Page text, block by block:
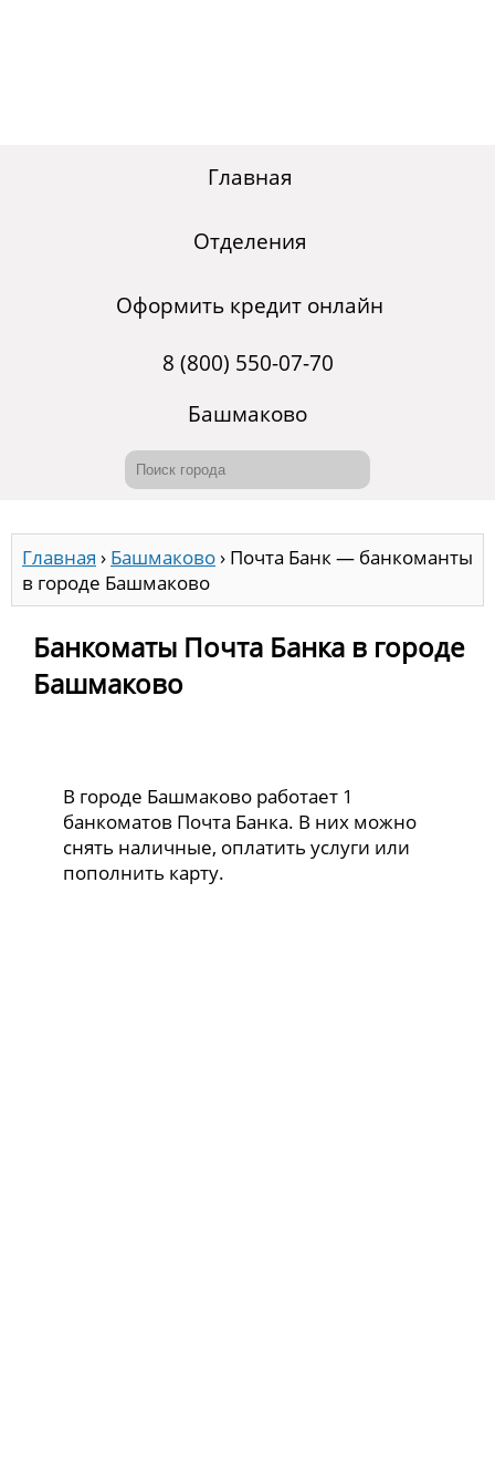
Главная
Отделения
Оформить кредит онлайн
8 (800) 550-07-70
Башмаково
Главная › Башмаково› Почта Банк — банкоманты
в городе Башмаково
Банкоматы Почта Банка в городе
Башмаково
В городе Башмаково работает 1
банкоматов Почта Банка. В них можно
снять наличные, оплатить услуги или
пополнить карту.